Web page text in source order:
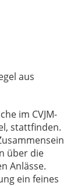
aus
im CVJM-
stattfinden.
über die
Anlässe.
ein feines